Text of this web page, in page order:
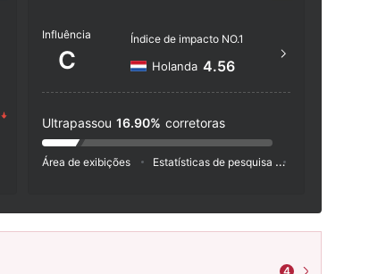
Influência
C
Índice de impacto NO.1
Holanda 4.56
Ultrapassou 16.90% corretoras
Área de exibições Estatísticas de pesquisa
4